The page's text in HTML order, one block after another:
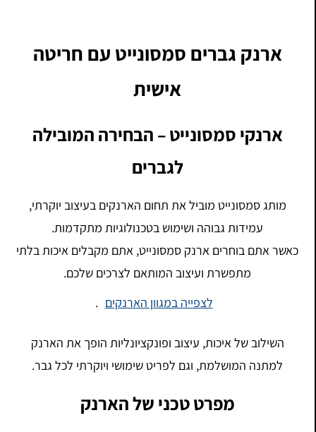
ארנק גברים סמסונייט עם חריטה
אישית
ארנקי סמסונייט – הבחירה המובילה
לגברים
מותג סמסונייט מוביל את תחום הארנקים בעיצוב יוקרתי,
עמידות גבוהה ושימוש בטכנולוגיות מתקדמות.
כאשר אתם בוחרים ארנק סמסונייט, אתם מקבלים איכות בלתי
מתפשרת ועיצוב המותאם לצרכים שלכם.
לצפייה במגוון הארנקים
השילוב של איכות, עיצוב ופונקציונליות הופך את הארנק
למתנה המושלמת, וגם לפריט שימושי ויוקרתי לכל גבר.
מפרט טכני של הארנק